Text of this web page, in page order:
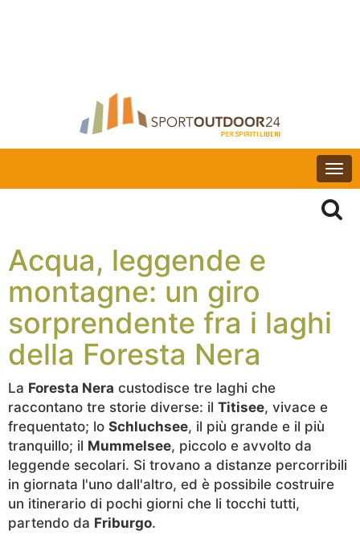
Acqua, leggende e
montagne: un giro
sorprendente fra i laghi
della Foresta Nera
La Foresta Nera custodisce tre laghi che
raccontano tre storie diverse: il Titisee, vivace e
frequentato; lo Schluchsee, il più grande e il più
tranquillo; il Mummelsee, piccolo e avvolto da
leggende secolari. Si trovano a distanze percorribili
in giornata l'uno dall'altro, ed è possibile costruire
un itinerario di pochi giorni che li tocchi tutti,
partendo da Friburgo.